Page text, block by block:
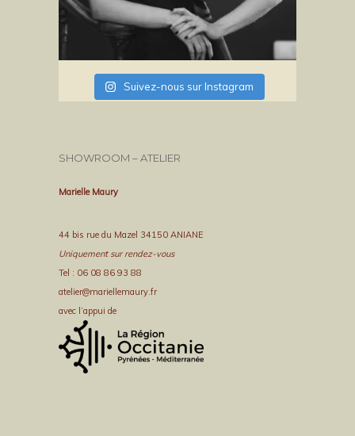
Suivez-nous sur Instagram
SHOWROOM – ATELIER
Marielle Maury
44 bis rue du Mazel 34150 ANIANE
Uniquement sur rendez-vous
Tel : 06 08 86 93 88
atelier@mariellemaury.fr
avec l’appui de